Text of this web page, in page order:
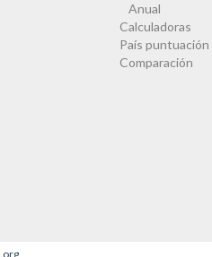
Anual
Calculadoras
País puntuación
Comparación